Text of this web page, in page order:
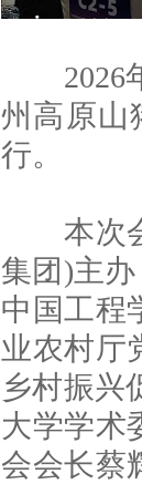
2026年
州高原山
行。
本次会
集团)主
中国工程
业农村厅
乡村振兴
大学学术
会会长蔡